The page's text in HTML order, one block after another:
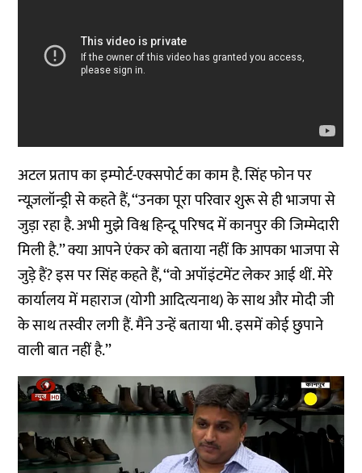
अटल प्रताप का इम्पोर्ट-एक्सपोर्ट का काम है. सिंह फोन पर
न्यूज़लॉन्ड्री से कहते हैं, ‘‘उनका पूरा परिवार शुरू से ही भाजपा से
जुड़ा रहा है. अभी मुझे विश्व हिन्दू परिषद में कानपुर की जिम्मेदारी
मिली है.’’ क्या आपने एंकर को बताया नहीं कि आपका भाजपा से
जुड़े हैं? इस पर सिंह कहते हैं, ‘‘वो अपॉइंटमेंट लेकर आई थीं. मेरे
कार्यालय में महाराज (योगी आदित्यनाथ) के साथ और मोदी जी
के साथ तस्वीर लगी हैं. मैंने उन्हें बताया भी. इसमें कोई छुपाने
वाली बात नहीं है.’’